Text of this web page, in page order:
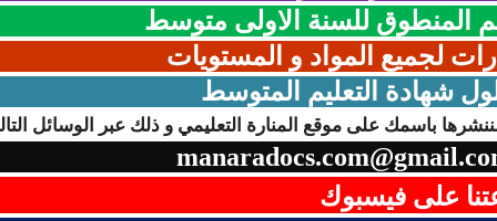
للسنة الاولى متوسط
لجميع المواد و المستويات
شهادة التعليم المتوسط
باسمك على موقع المنارة التعليمي و ذلك عبر الوسائل
على فيسبوك